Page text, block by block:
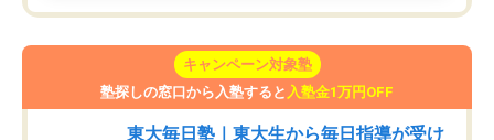
キャンペーン対象塾
塾探しの窓口から入塾すると 入塾金1万円OFF
東大毎日塾｜東大生から毎日指導が受け